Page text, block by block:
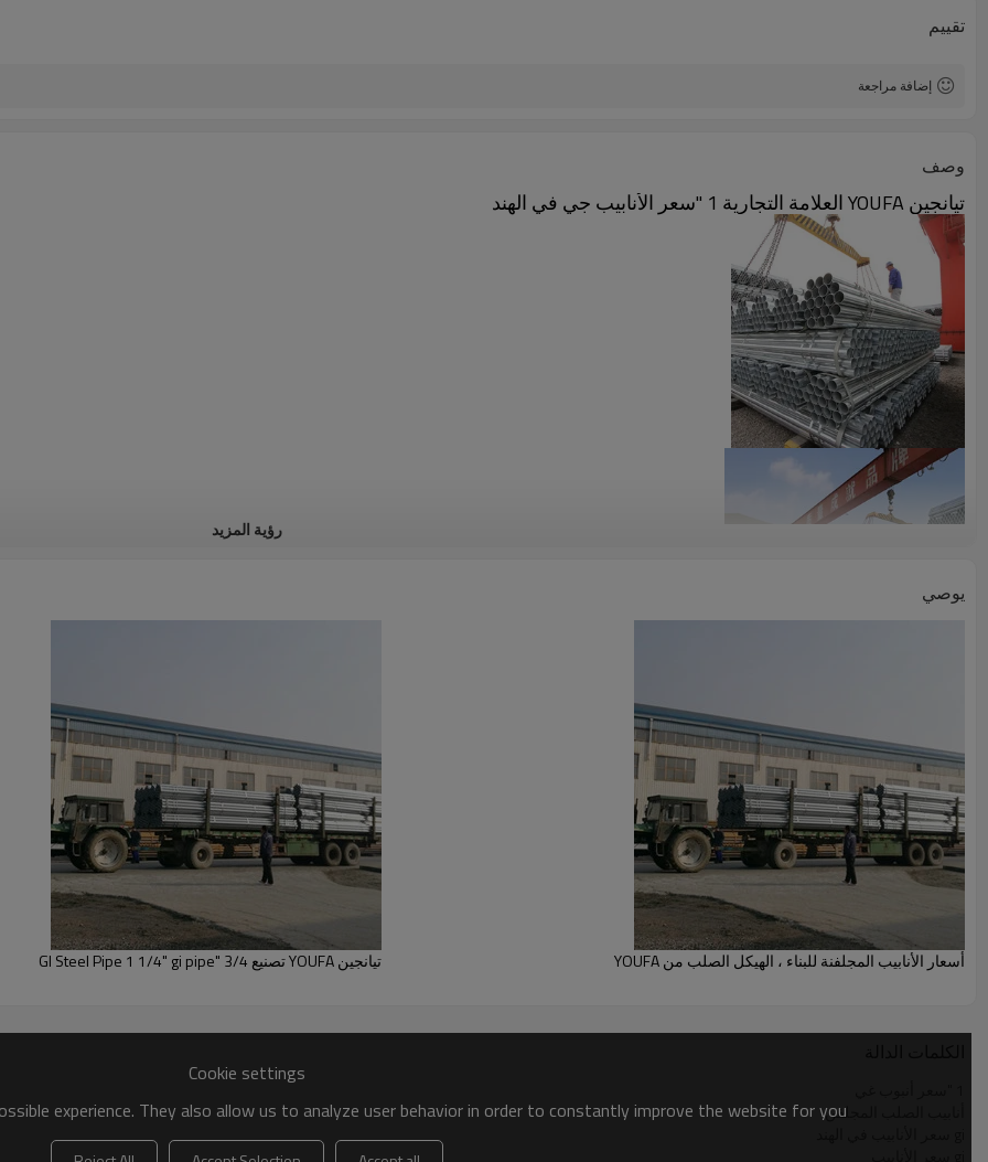
تقييم
إضافة مراجعة
وصف
تيانجين YOUFA العلامة التجارية 1 "سعر الأنابيب جي في الهند
رؤية المزيد
يوصي
أسعار الأنابيب المجلفنة للبناء ، الهيكل الصلب من YOUFA تيانجين YOUFA تصنيع 3/4 "GI Steel Pipe 1 1/4" gi pipe
أنابيب الصلب المجلفن
Cookie settings
experience. They also allow us to analyze user behavior in order to constantly improve the website for you.